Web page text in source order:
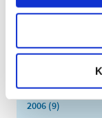
2011 (13)
2009 (14)
2007 (3)
2006 (9)